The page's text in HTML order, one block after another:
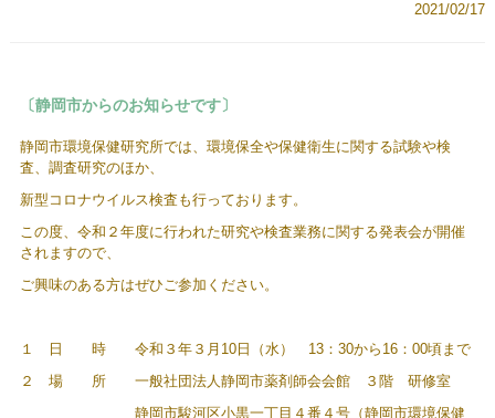
2021/02/17
〔静岡市からのお知らせです〕
静岡市環境保健研究所では、環境保全や保健衛生に関する試験や検
査、調査研究のほか、
新型コロナウイルス検査も行っております。
この度、令和２年度に行われた研究や検査業務に関する発表会が開催
されますので、
ご興味のある方はぜひご参加ください。
１ 日 時 令和３年３月 10日（水） 13： 30から 16： 00頃まで
２ 場 所 一般社団法人静岡市薬剤師会会館 ３階 研修室
静岡市駿河区小黒一丁目４番４号（静岡市環境保健